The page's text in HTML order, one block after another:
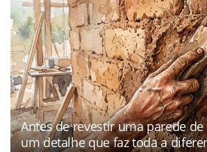
Antes de revestir uma parede de
um detalhe que faz toda a